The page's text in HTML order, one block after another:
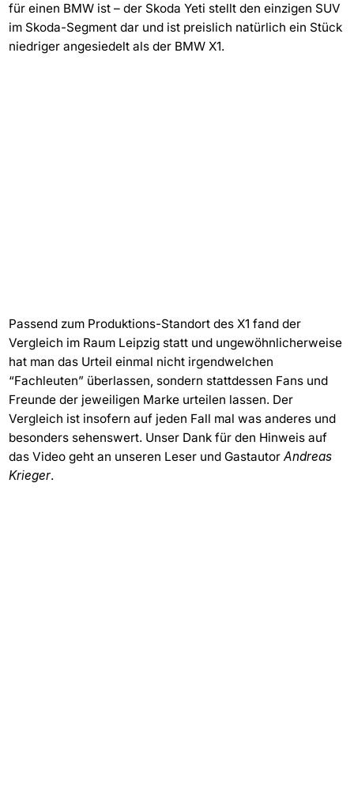
für einen BMW ist – der Skoda Yeti stellt den einzigen SUV
im Skoda-Segment dar und ist preislich natürlich ein Stück
niedriger angesiedelt als der BMW X1.
Passend zum Produktions-Standort des X1 fand der
Vergleich im Raum Leipzig statt und ungewöhnlicherweise
hat man das Urteil einmal nicht irgendwelchen
“Fachleuten” überlassen, sondern stattdessen Fans und
Freunde der jeweiligen Marke urteilen lassen. Der
Vergleich ist insofern auf jeden Fall mal was anderes und
besonders sehenswert. Unser Dank für den Hinweis auf
das Video geht an unseren Leser und GastautorAndreas
Krieger.